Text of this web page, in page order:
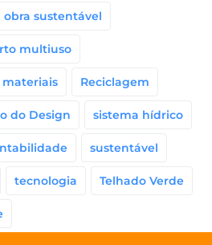
obra sustentável
multiuso
Reciclagem
do Design sistema hídrico
sustentável
tecnologia Telhado Verde